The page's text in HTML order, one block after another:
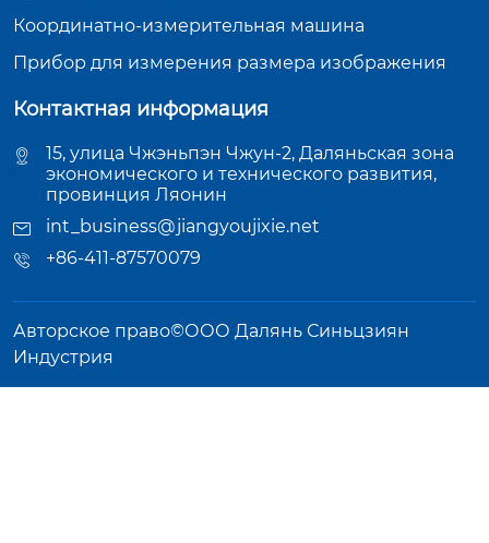
Координатно-измерительная машина
Прибор для измерения размера изображения
Контактная информация
15, улица Чжэньпэн Чжун-2, Даляньская зона
экономического и технического развития,
провинция Ляонин
int_business@jiangyoujixie.net
+86-411-87570079
Авторское право©ООО Далянь Синьцзиян
Индустрия